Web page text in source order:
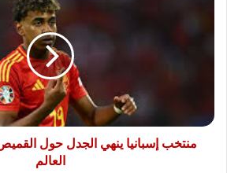
في
كأس
العالم